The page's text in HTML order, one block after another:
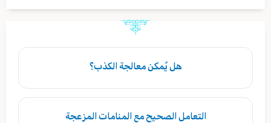
هل يُمكن معالجة الكذب؟
التعامل الصحيح مع المنامات المزعجة